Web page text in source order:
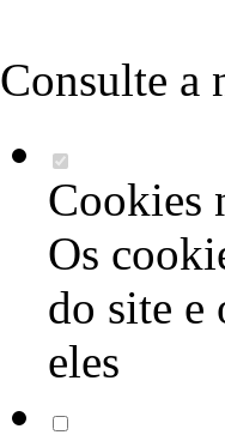
Consulte a
Cookies
Os
do site e
eles